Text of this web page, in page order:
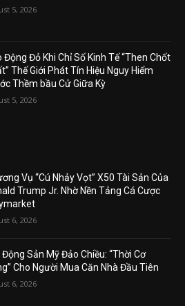
5, 2026
Động Đỏ Khi Chỉ Số Kinh Tế “Then Chốt
Thế Giới Phát Tín Hiệu Nguy Hiểm
Thềm bầu Cử Giữa Kỳ
5, 2026
Vụ “Cú Nhảy Vọt” X50 Tài Sản Của
Trump Jr. Nhờ Nền Tảng Cá Cược
6, 2026
Động Sản Mỹ Đảo Chiều: “Thời Cơ
Cho Người Mua Căn Nhà Đầu Tiên
6, 2026